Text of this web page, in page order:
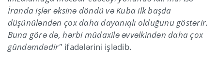
İranda işlər əksinə döndü və Kuba ilk başda
düşünüləndən çox daha dayanıqlı olduğunu göstərir.
Buna görə də, hərbi müdaxilə əvvəlkindən daha çox
gündəmdədir" ifadələrini işlədib.